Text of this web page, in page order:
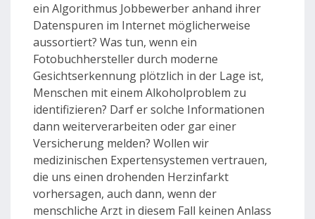
ein Algorithmus Jobbewerber anhand ihrer
Datenspuren im Internet möglicherweise
aussortiert? Was tun, wenn ein
Fotobuchhersteller durch moderne
Gesichtserkennung plötzlich in der Lage ist,
Menschen mit einem Alkoholproblem zu
identifizieren? Darf er solche Informationen
dann weiterverarbeiten oder gar einer
Versicherung melden? Wollen wir
medizinischen Expertensystemen vertrauen,
die uns einen drohenden Herzinfarkt
vorhersagen, auch dann, wenn der
menschliche Arzt in diesem Fall keinen Anlass